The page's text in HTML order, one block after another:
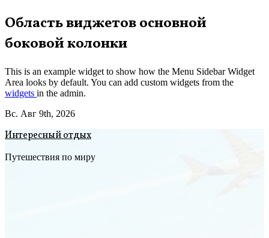
Перейти
к
содержимому
Область виджетов основной
боковой колонки
This is an example widget to show how the Menu Sidebar Widget
Area looks by default. You can add custom widgets from the
widgets in the admin.
Вс. Авг 9th, 2026
Интересный отдых
Путешествия по миру